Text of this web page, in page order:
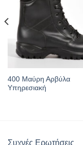
400 Μαύρη Αρβύλα
Υπηρεσιακή
Συχνές Ερωτήσεις